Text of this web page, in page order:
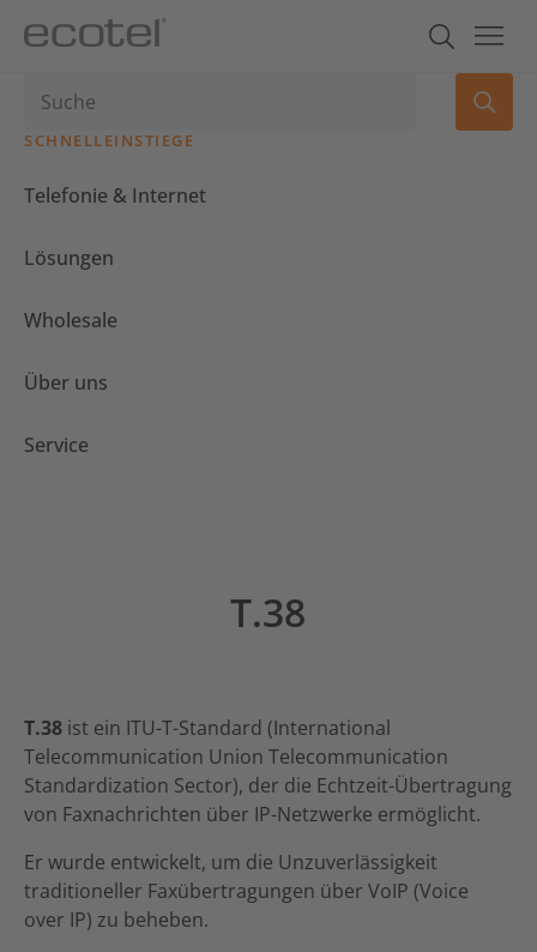
SCHNELLEINSTIEGE
Telefonie & Internet
Lösungen
Wholesale
Über uns
Service
T.38
T.38 ist ein ITU-T-Standard (International
Telecommunication Union Telecommunication
Standardization Sector), der die Echtzeit-Übertragung
von Faxnachrichten über IP-Netzwerke ermöglicht.
Er wurde entwickelt, um die Unzuverlässigkeit
traditioneller Faxübertragungen über VoIP (Voice
over IP) zu beheben.